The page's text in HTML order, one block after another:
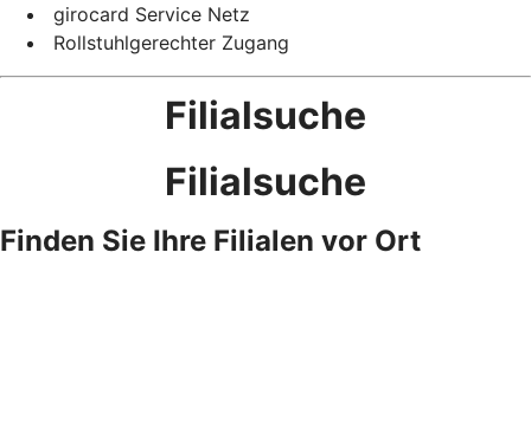
girocard Service Netz
Rollstuhlgerechter Zugang
Filialsuche
Filialsuche
Finden Sie Ihre Filialen vor Ort